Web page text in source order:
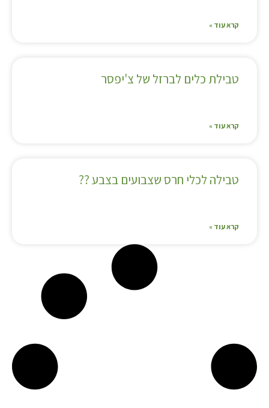
קרא עוד »
טבילת כלים לברזל של צ'יפסר
קרא עוד »
טבילה לכלי חרס שצבועים בצבע ??
קרא עוד »